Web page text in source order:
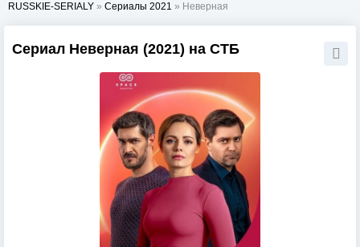
RUSSKIE-SERIALY » Сериалы 2021 » Неверная
Сериал Неверная (2021) на СТБ